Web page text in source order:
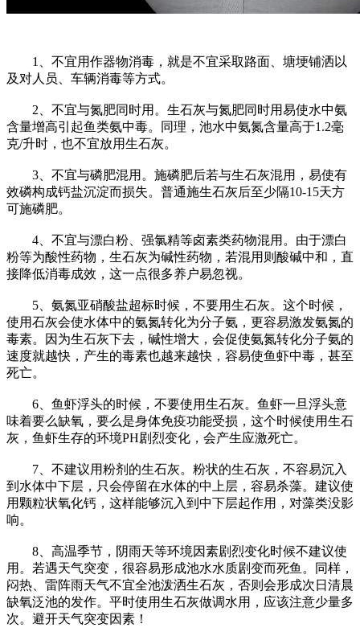
1、不宜用作器物消毒，就是不宜采取路面、塘埂铺洒以
及对人员、车辆消毒等方式。
2、不宜与氮肥同时用。生石灰与氮肥同时用易使水中氨
含量增高引起鱼类氨中毒。同理，池水中氨氮含量高于1.2毫
克/升时，也不宜放用生石灰。
3、不宜与磷肥混用。施磷肥后若与生石灰混用，易使有
效磷构成钙盐沉淀而损失。普通施生石灰后至少隔10-15天方
可施磷肥。
4、不宜与漂白粉、强氯精等卤素类药物混用。由于漂白
粉等为酸性药物，生石灰为碱性药物，若混用则酸碱中和，直
接降低消毒成效，这一点很多养户易忽视。
5、氨氮亚硝酸盐超标时候，不要用生石灰。这个时候，
使用石灰会使水体中的氨氮转化为分子氨，更容易激发氨氮的
毒素。因为生石灰下去，碱性增大，会促使氨氮转化分子氨的
速度就越快，产生的毒素也越来越快，容易使鱼虾中毒，甚至
死亡。
6、鱼虾浮头的时候，不要使用生石灰。鱼虾一旦浮头意
味着要么缺氧，要么是身体免疫功能受损，这个时候使用生石
灰，鱼虾生存的环境PH剧烈变化，会产生应激死亡。
7、不建议用粉剂的生石灰。粉状的生石灰，不容易沉入
到水体中下层，只会停留在水体的中上层，容易杀藻。建议使
用颗粒状氧化钙，这样能够沉入到中下层起作用，对藻类没影
响。
8、高温季节，阴雨天等环境因素剧烈变化时候不建议使
用。若遇天气突变，很容易形成池水水质剧变而死鱼。同样，
闷热、雷阵雨天气不宜全池泼洒生石灰，否则会形成次日清晨
缺氧泛池的发作。平时使用生石灰做调水用，应该注意少量多
次。避开天气突变因素！